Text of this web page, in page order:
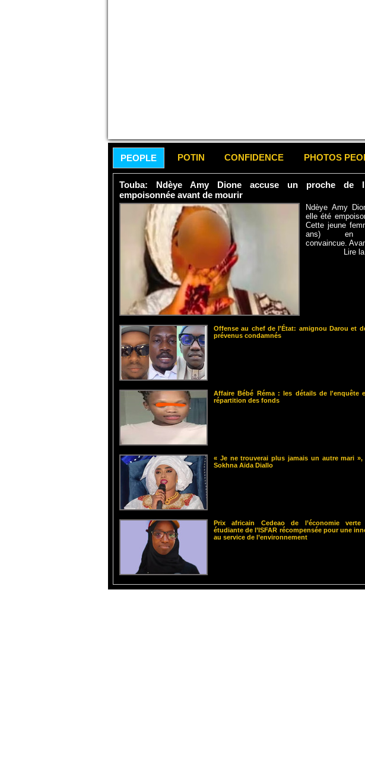
PEOPLE POTIN CONFIDENCE PHOTOS
Touba: Ndèye Amy Dione accuse un proche de
empoisonnée avant de mourir
Ndèye Amy
elle été
Cette jeune
ans) en
convaincue.
Lire
Offense au chef de l'État: amignou Darou et
prévenus condamnés
Affaire Bébé Réma : les détails de l'enquête
répartition des fonds
« Je ne trouverai plus jamais un autre mari »,
Sokhna Aïda Diallo
Prix africain Cedeao de l’économie
étudiante de l’ISFAR récompensée pour une
au service de l’environnement